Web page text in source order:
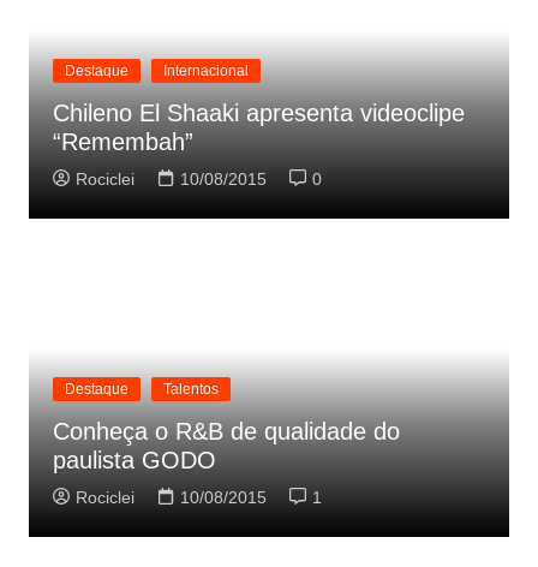
Destaque Internacional
Chileno El Shaaki apresenta videoclipe
“Remembah”
Rociclei 10/08/2015 0
Destaque Talentos
Conheça o R&B de qualidade do
paulista GODO
Rociclei 10/08/2015 1